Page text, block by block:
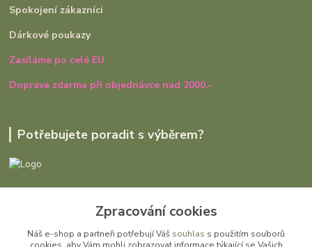
Spokojení zákazníci
Dárkové poukazy
Zasíláme po celé EU
Doprava zdarma při objednávce nad 2000,-
Potřebujete poradit s výběrem?
+420 727 979 401
Zpracování cookies
Náš e-shop a partneři potřebují Váš souhlas s použitím souborů